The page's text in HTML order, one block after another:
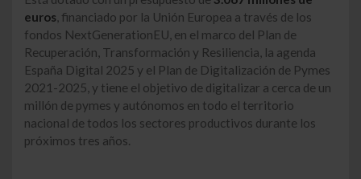
euros , financiado por la Unión Europea a través de los
fondos NextGenerationEU, en el marco del Plan de
Recuperación, Transformación y Resiliencia, la agenda
España Digital 2025 y el Plan de Digitalización de Pymes
2021-2025, y tiene el objetivo de digitalizar a cerca de un
millón de pymes y autónomos en todo el territorio
nacional de todos los sectores productivos durante los
próximos tres años.